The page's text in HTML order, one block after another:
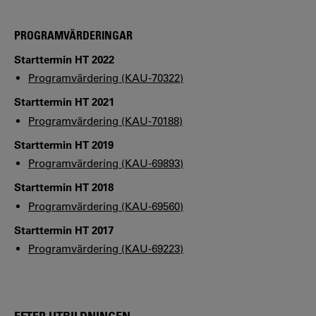
PROGRAMVÄRDERINGAR
Starttermin HT 2022
Programvärdering (KAU-70322)
Starttermin HT 2021
Programvärdering (KAU-70188)
Starttermin HT 2019
Programvärdering (KAU-69893)
Starttermin HT 2018
Programvärdering (KAU-69560)
Starttermin HT 2017
Programvärdering (KAU-69223)